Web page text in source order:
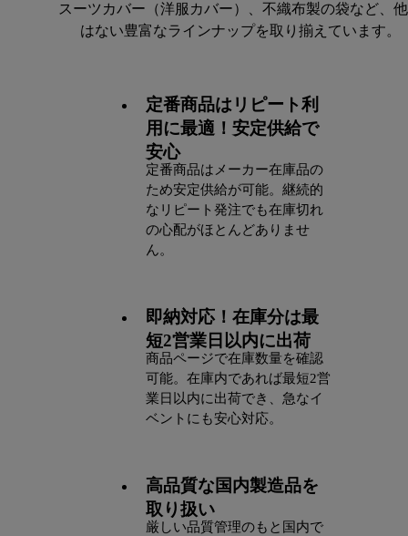
スーツカバー（洋服カバー）、不織布製の袋など、
はない豊富なラインナップを取り揃えています。
定番商品はリピート利
用に最適！安定供給で
安心
定番商品はメーカー在庫品の
ため安定供給が可能。継続的
なリピート発注でも在庫切れ
の心配がほとんどありませ
ん。
即納対応！在庫分は最
短2営業日以内に出荷
商品ページで在庫数量を確認
可能。在庫内であれば最短2営
業日以内に出荷でき、急なイ
ベントにも安心対応。
高品質な国内製造品を
取り扱い
厳しい品質管理のもと国内で